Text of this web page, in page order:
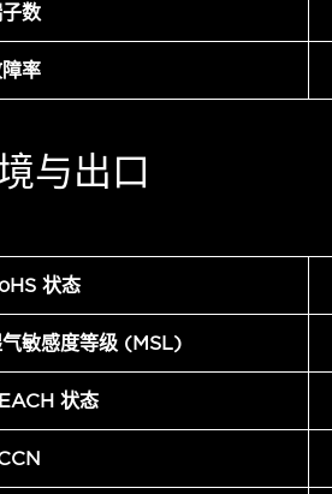
数
率
与出口
状态
敏感度等级 (MSL)
状态